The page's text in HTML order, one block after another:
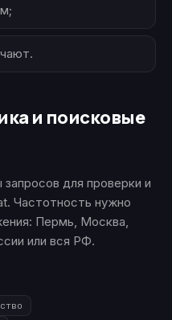
и поисковые
для проверки и
Частотность нужно
Пермь, Москва,
или вся РФ.